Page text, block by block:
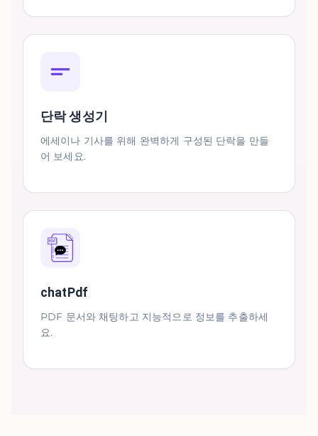
단락 생성기
에세이나 기사를 위해 완벽하게 구성된 단락을 만들
어 보세요.
chatPdf
PDF 문서와 채팅하고 지능적으로 정보를 추출하세
요.